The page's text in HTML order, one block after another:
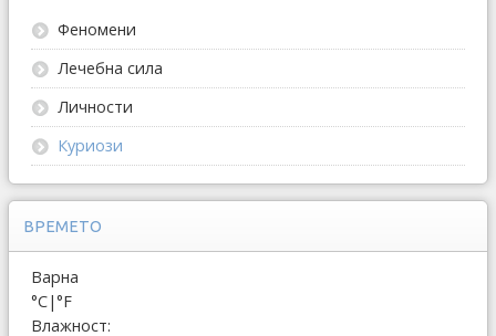
Феномени
Лечебна сила
Личности
Куриози
ВРЕМЕТО
Варна
°C|°F
Влажност: